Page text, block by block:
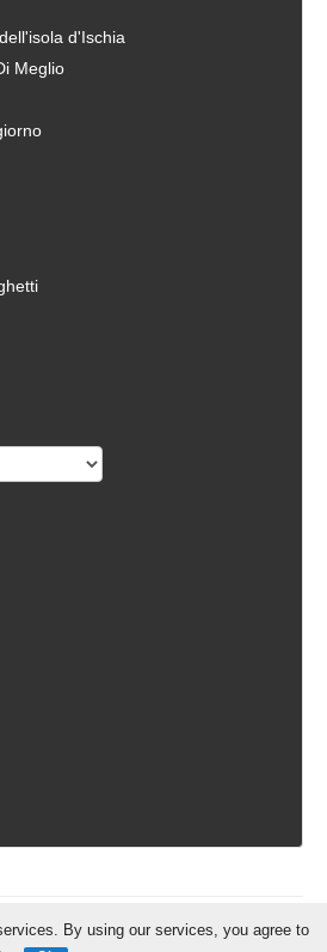
d'Ischia
Meglio
- Curato daPietro Coppa
By using our services, you agree to